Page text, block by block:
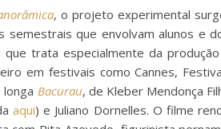
, o projeto experimental
semestrais que envolvam alunos e
que trata especialmente da
em festivais como Cannes,
longa Bacurau, de Kleber Mendonça
aqui) e Juliano Dornelles. O filme